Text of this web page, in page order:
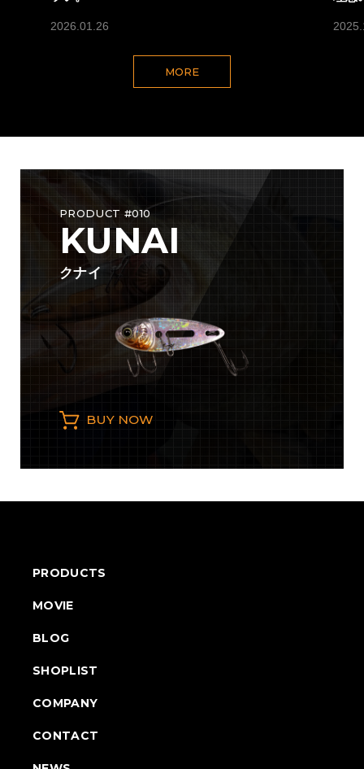
2026.01.26
MORE
PRODUCT #010
KUNAI
クナイ
BUY NOW
PRODUCTS
MOVIE
BLOG
SHOPLIST
COMPANY
CONTACT